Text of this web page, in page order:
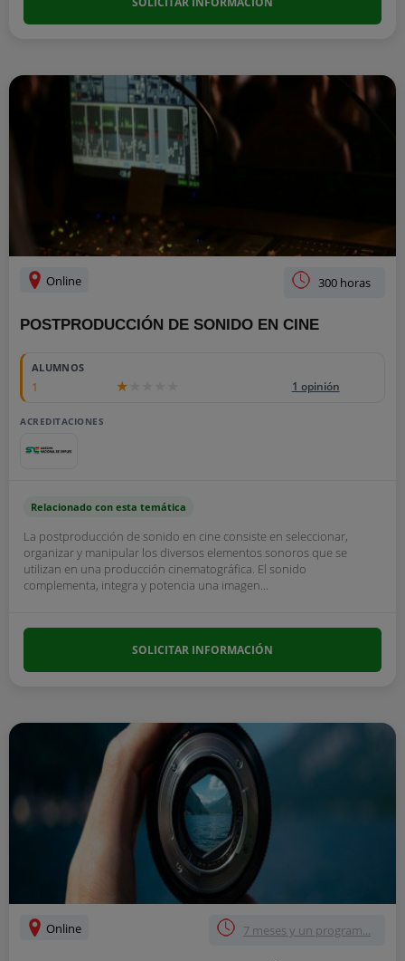
Online 300 horas
POSTPRODUCCIÓN DE SONIDO EN CINE
ALUMNOS
1 1 opinión
ACREDITACIONES
Relacionado con esta temática
La postproducción de sonido en cine consiste en seleccionar,
organizar y manipular los diversos elementos sonoros que se
utilizan en una producción cinematográfica. El sonido
complementa, integra y potencia una imagen...
SOLICITAR INFORMACIÓN
Online 7 meses y un program...